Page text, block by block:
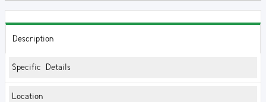
Description
Specific Details
Location